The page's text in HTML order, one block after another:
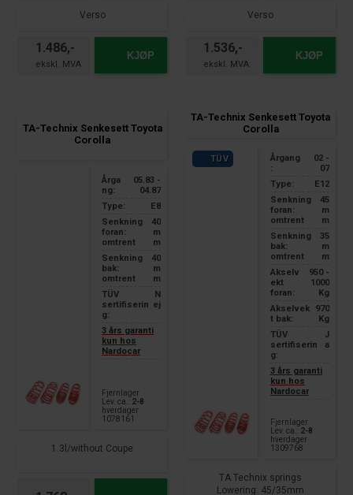
Verso
1.486,- KJØP
Verso
1.536,- KJØP
TA-Technix Senkesett Toyota
Corolla
Årga
ng:
05.83 -
04.87
Type:
E8
Senkning
foran:
omtrent
40
m
m
Senkning
bak:
omtrent
40
m
m
TÜV
sertifiserin
g:
N
ej
3 års garanti
kun hos
Nardocar
Fjernlager
Lev. ca.: 2-8
hverdager
1078161
1.3l/without Coupe
TA-Technix Senkesett Toyota
Corolla
TÜV
Årgang
:
02 -
07
Type:
E12
Senkning
foran:
omtrent
45
m
m
Senkning
bak:
omtrent
35
m
m
Akselv
ekt
foran:
950 -
1000
Kg
Akselvek
t bak:
970
Kg
TÜV
sertifiserin
g:
J
a
3 års garanti
kun hos
Nardocar
Fjernlager
Lev. ca.: 2-8
hverdager
1309768
TA Technix springs
Lowering: 45/35mm